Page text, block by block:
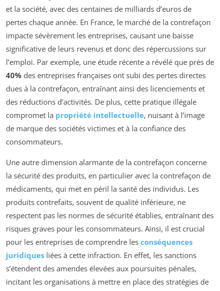
et la société, avec des centaines de milliards d’euros de
pertes chaque année. En France, le marché de la contrefaçon
impacte sévèrement les entreprises, causant une baisse
significative de leurs revenus et donc des répercussions sur
l’emploi. Par exemple, une étude récente a révélé que près de
40% des entreprises françaises ont subi des pertes directes
dues à la contrefaçon, entraînant ainsi des licenciements et
des réductions d’activités. De plus, cette pratique illégale
compromet la propriété intellectuelle, nuisant à l’image
de marque des sociétés victimes et à la confiance des
consommateurs.
Une autre dimension alarmante de la contrefaçon concerne
la sécurité des produits, en particulier avec la contrefaçon de
médicaments, qui met en péril la santé des individus. Les
produits contrefaits, souvent de qualité inférieure, ne
respectent pas les normes de sécurité établies, entraînant des
risques graves pour les consommateurs. Ainsi, il est crucial
pour les entreprises de comprendre les conséquences
juridiques liées à cette infraction. En effet, les sanctions
s’étendent des amendes élevées aux poursuites pénales,
incitant les organisations à mettre en place des stratégies de